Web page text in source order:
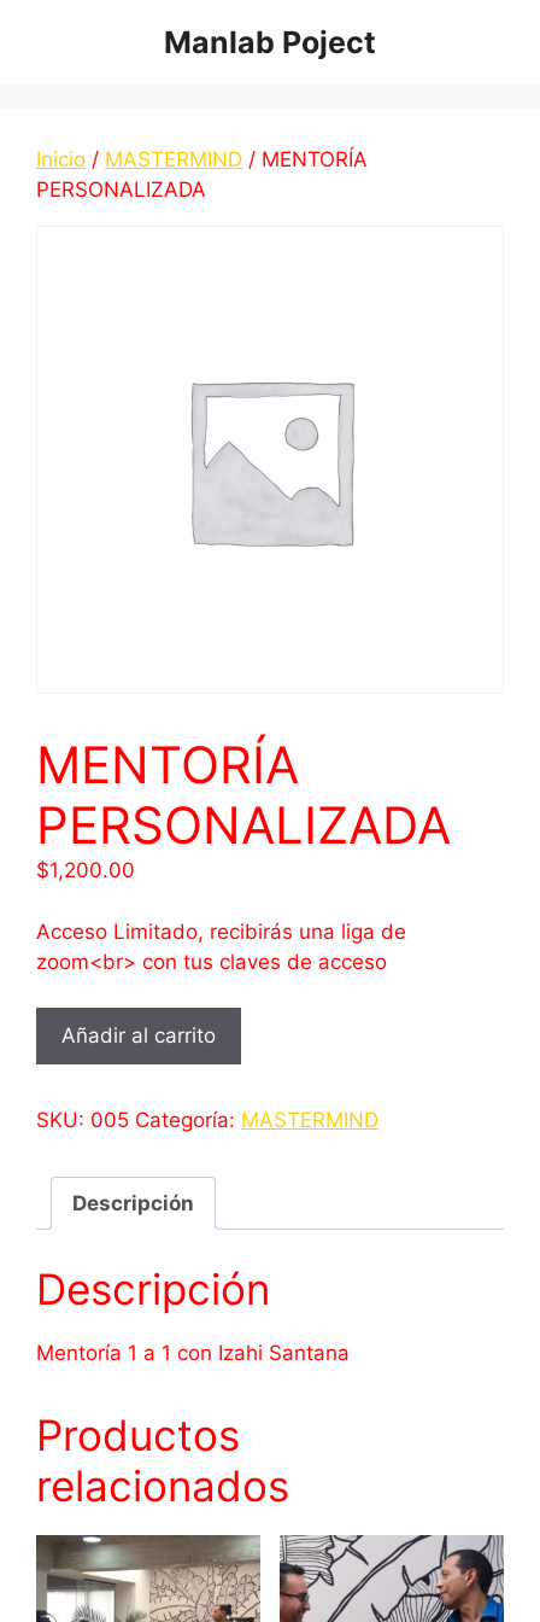
Manlab Poject
Inicio / MASTERMIND / MENTORÍA
PERSONALIZADA
MENTORÍA
PERSONALIZADA
$1,200.00
Acceso Limitado, recibirás una liga de
zoom<br> con tus claves de acceso
MENTORÍA
PERSONALIZADA
Añadir al carrito
SKU: 005 Categoría: MASTERMIND
Descripción
Descripción
Mentoría 1 a 1 con Izahi Santana
Productos
relacionados